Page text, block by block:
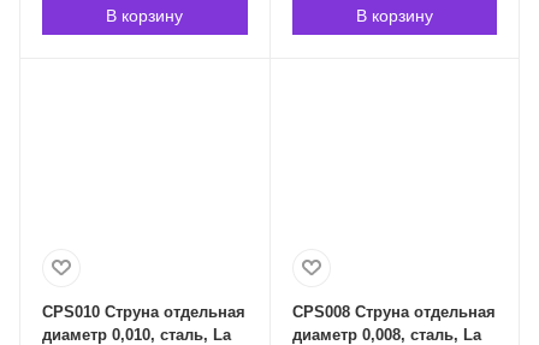
В корзину В корзину
CPS010 Струна отдельная
диаметр 0,010, сталь, La
CPS008 Струна отдельная
диаметр 0,008, сталь, La